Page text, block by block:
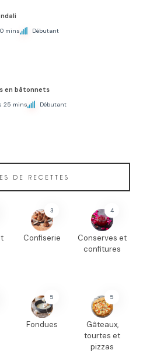
mins Débutant
en bâtonnets
25 mins Débutant
DE RECETTES
3
Confiserie
4
Conserves et
confitures
5
Fondues
5
Gâteaux,
tourtes et
pizzas